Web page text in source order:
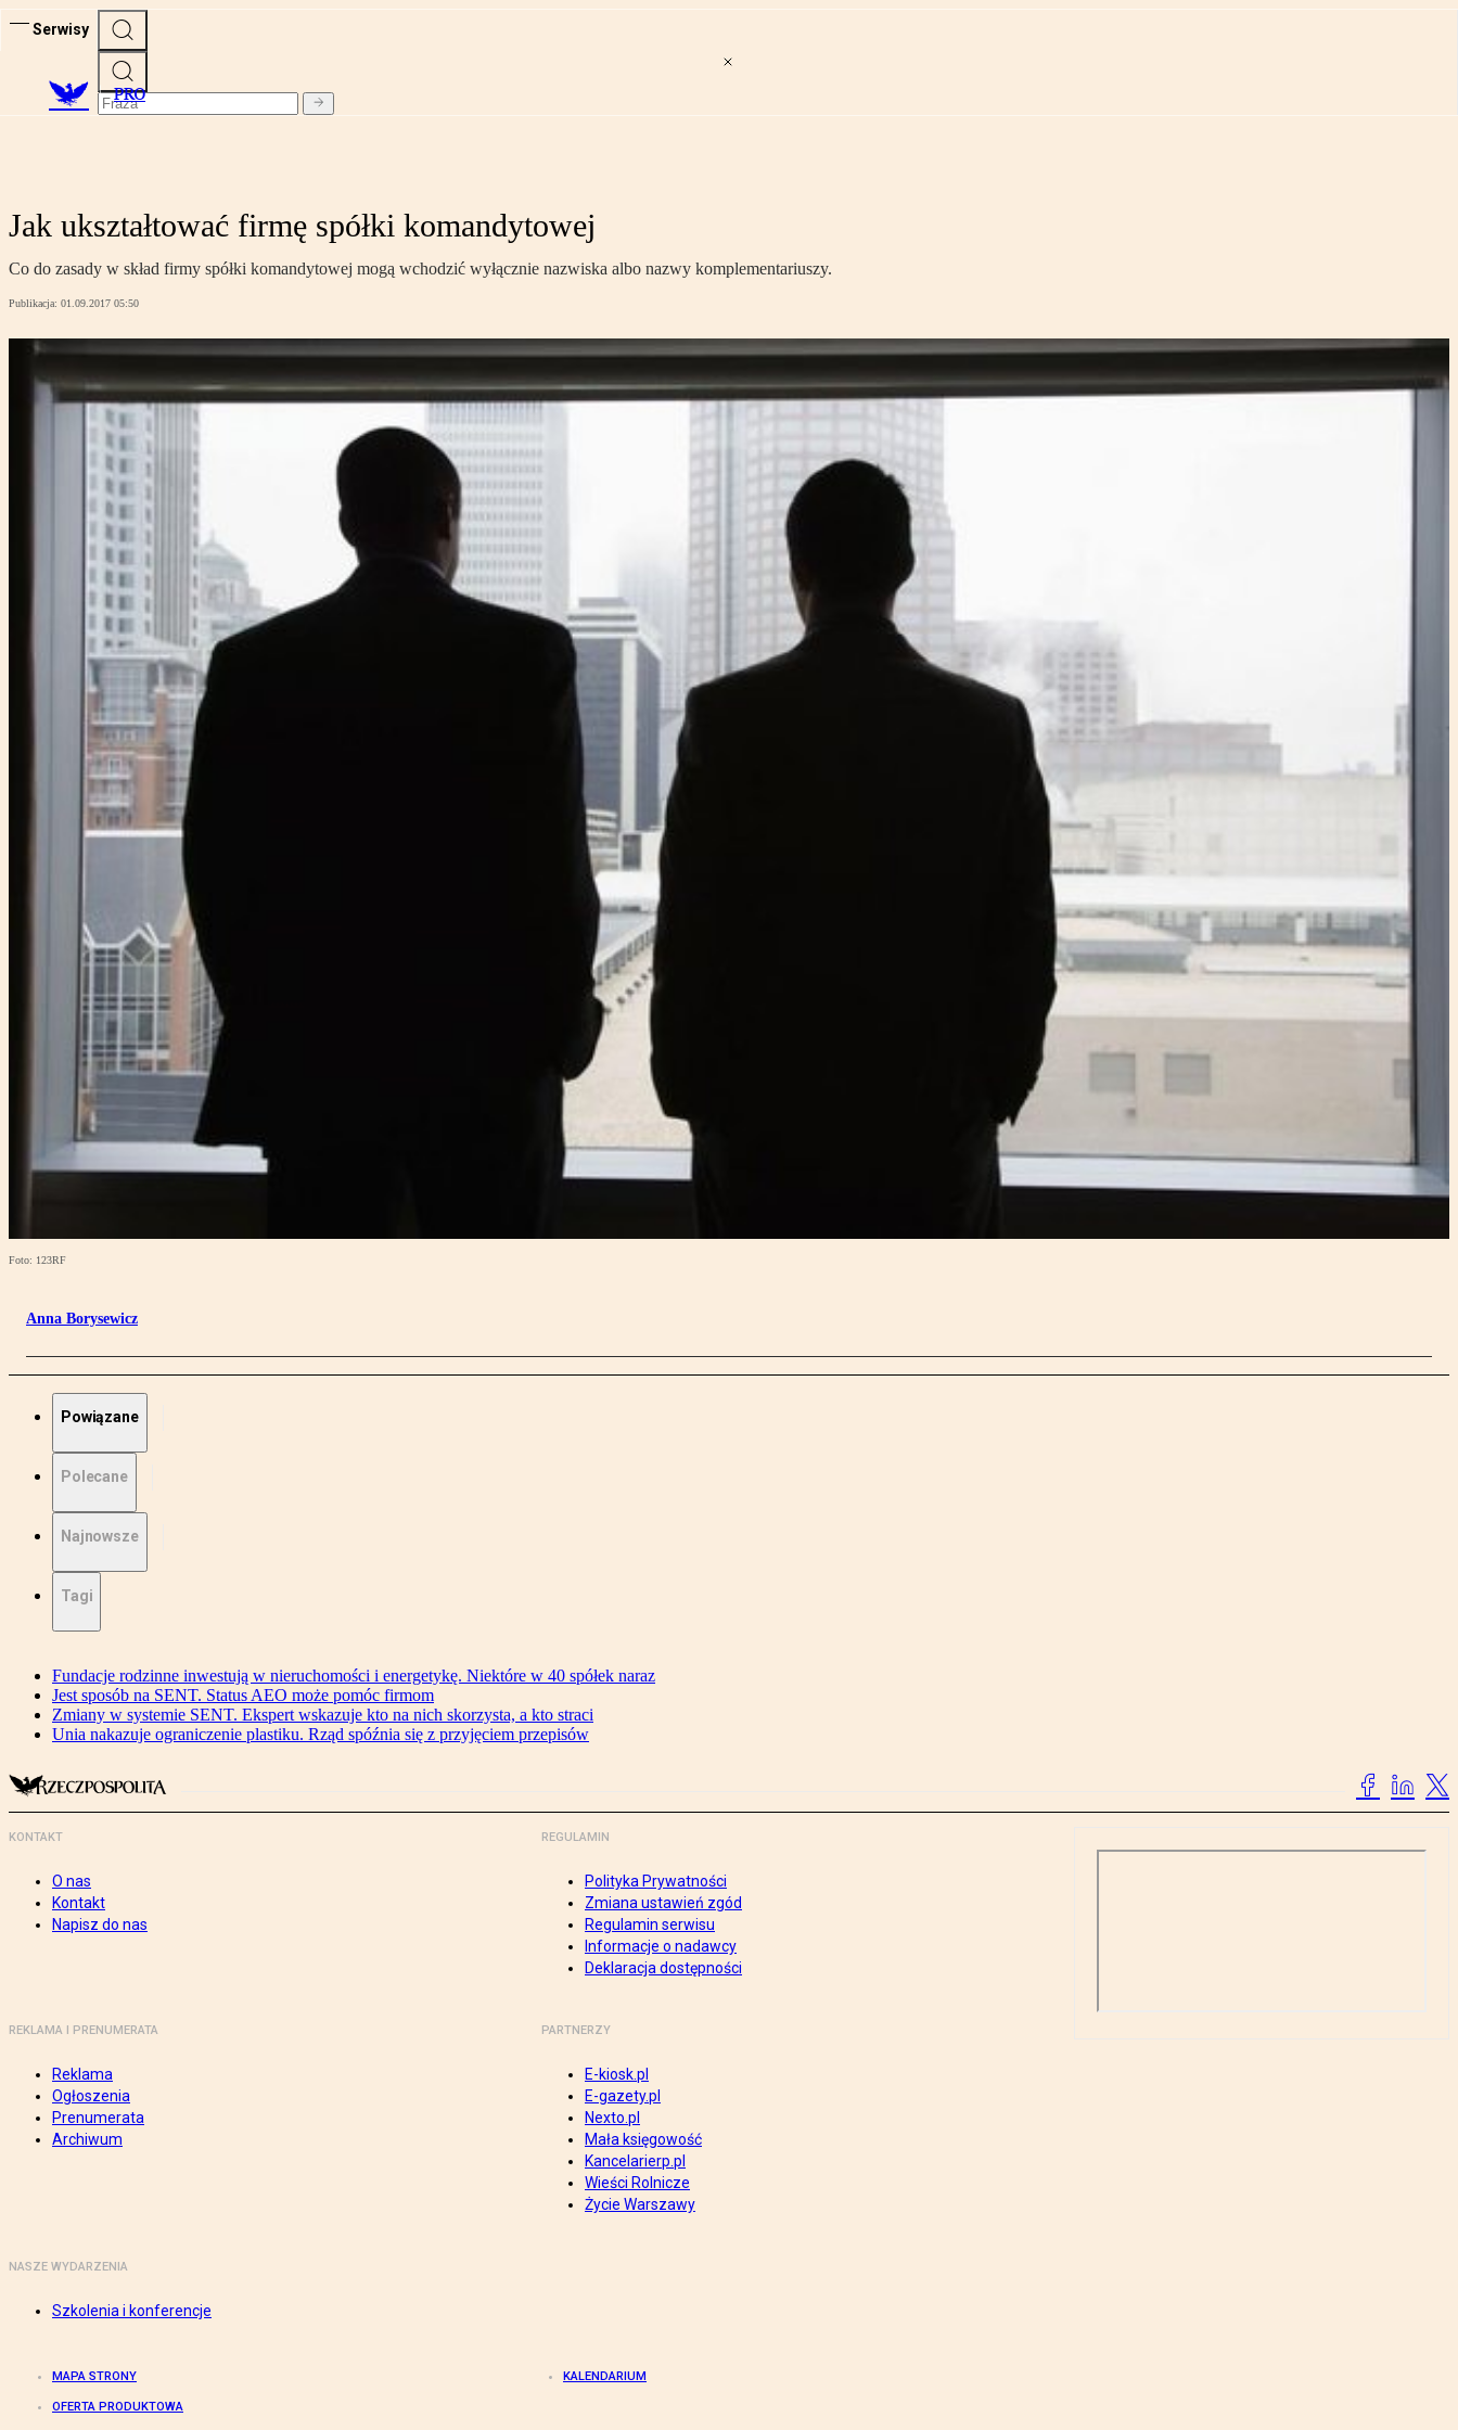
Serwisy
PRO
Jak ukształtować firmę spółki komandytowej
Co do zasady w skład firmy spółki komandytowej mogą wchodzić wyłącznie nazwiska albo nazwy komplementariuszy.
Publikacja: 01.09.2017 05:50
Foto: 123RF
Anna Borysewicz
Powiązane
Polecane
Najnowsze
Tagi
Fundacje rodzinne inwestują w nieruchomości i energetykę. Niektóre w 40 spółek naraz
Jest sposób na SENT. Status AEO może pomóc firmom
Zmiany w systemie SENT. Ekspert wskazuje kto na nich skorzysta, a kto straci
Unia nakazuje ograniczenie plastiku. Rząd spóźnia się z przyjęciem przepisów
KONTAKT
O nas
Kontakt
Napisz do nas
REGULAMIN
Polityka Prywatności
Zmiana ustawień zgód
Regulamin serwisu
Informacje o nadawcy
Deklaracja dostępności
REKLAMA I PRENUMERATA
Reklama
Ogłoszenia
Prenumerata
Archiwum
PARTNERZY
E-kiosk.pl
E-gazety.pl
Nexto.pl
Mała księgowość
Kancelarierp.pl
Wieści Rolnicze
Życie Warszawy
NASZE WYDARZENIA
Szkolenia i konferencje
MAPA STRONY KALENDARIUM
OFERTA PRODUKTOWA